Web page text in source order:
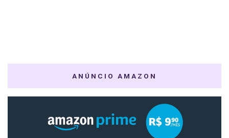
ANÚNCIO AMAZON